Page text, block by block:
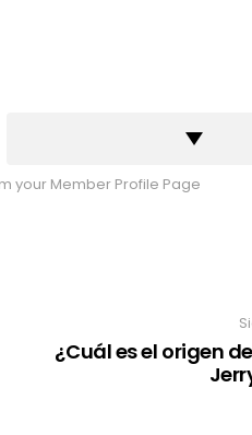
your Member Profile Page
¿Cuál es el origen